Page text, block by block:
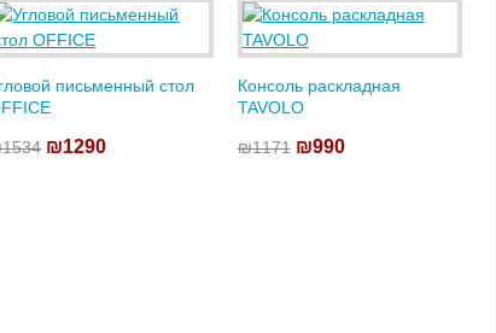
письменный стол
₪1290
Консоль раскладная
TAVOLO
₪1171 ₪990